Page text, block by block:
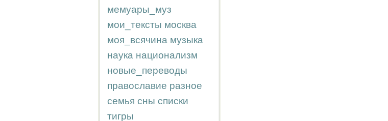
мемуары_муз
мои_тексты москва
моя_всячина музыка
наука национализм
новые_переводы
православие разное
семья сны списки
тигры